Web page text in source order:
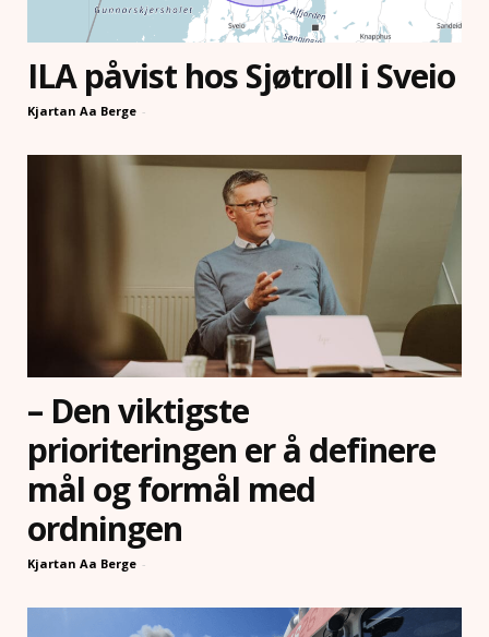
ILA påvist hos Sjøtroll i Sveio
Kjartan Aa Berge -
– Den viktigste
prioriteringen er å definere
mål og formål med
ordningen
Kjartan Aa Berge -